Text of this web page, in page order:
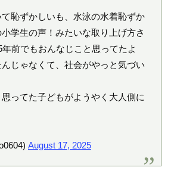
恥ずかしいも、水泳の水着恥ずか
学生の声！みたいな取り上げ方さ
前でもおんなじこと思ってたよ
じゃなくて、社会がやっと気づい
ってた子どもがようやく大人側に
August 17, 2025